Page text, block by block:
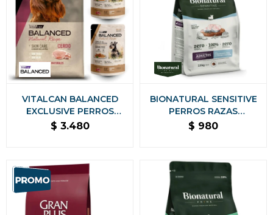
VITALCAN BALANCED
EXCLUSIVE PERROS
ADULTOS CERDO 15 KG +
$ 3.480
BIONATURAL SENSITIVE
PERROS RAZAS
PEQUEÑAS 2.5 Kg
$ 980